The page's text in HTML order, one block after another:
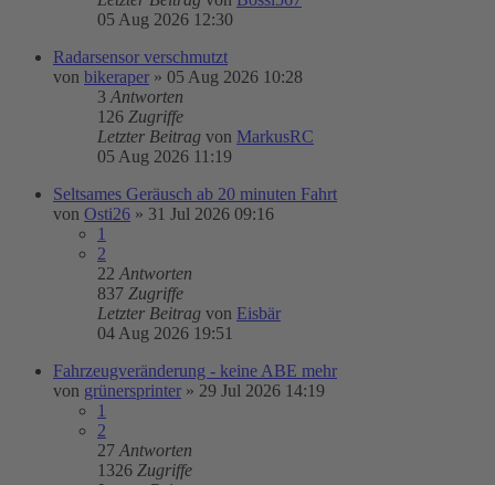
05 Aug 2026 12:30
Radarsensor verschmutzt
von bikeraper » 05 Aug 2026 10:28
3 Antworten
126 Zugriffe
Letzter Beitrag von MarkusRC
05 Aug 2026 11:19
Seltsames Geräusch ab 20 minuten Fahrt
von Osti26 » 31 Jul 2026 09:16
1
2
22 Antworten
837 Zugriffe
Letzter Beitrag von Eisbär
04 Aug 2026 19:51
Fahrzeugveränderung - keine ABE mehr
von grünersprinter » 29 Jul 2026 14:19
1
2
27 Antworten
1326 Zugriffe